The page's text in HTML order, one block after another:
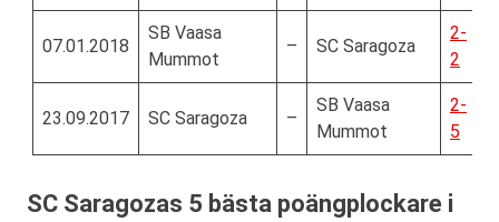
07.01.2018
SB Vaasa
Mummot
– SC Saragoza
2-
2
23.09.2017 SC Saragoza –
SB Vaasa
Mummot
2-
5
SC Saragozas 5 bästa poängplockare i